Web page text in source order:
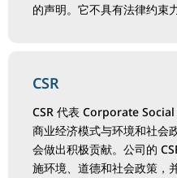
的声明。它不具有法律约束力
CSR
CSR 代表 Corporate
商业经济模式与环境和社会
会做出积极贡献。公司的
施环境、道德和社会政策，